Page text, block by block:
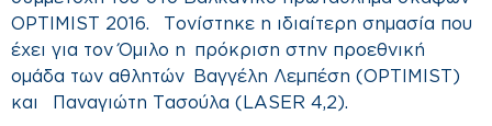
OPTIMIST 2016. Τονίστηκε η ιδιαίτερη σημασία που
έχει για τον Όμιλο η πρόκριση στην προεθνική
ομάδα των αθλητών Βαγγέλη Λεμπέση (OPTIMIST)
και Παναγιώτη Τασούλα (LASER 4,2).